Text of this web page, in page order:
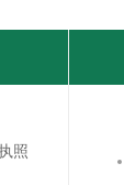
照